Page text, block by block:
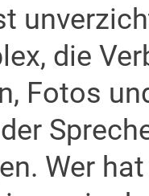
die
Fotos
Wer